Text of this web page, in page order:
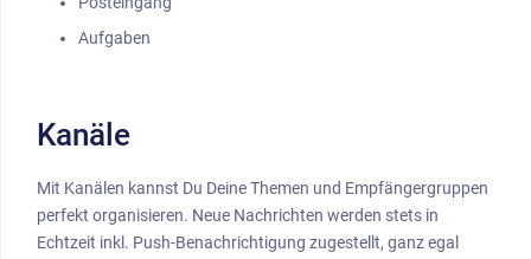
Aufgaben
Kanäle
Mit Kanälen kannst Du Deine Themen und Empfängergruppen
perfekt organisieren. Neue Nachrichten werden stets in
Echtzeit inkl. Push-Benachrichtigung zugestellt, ganz egal